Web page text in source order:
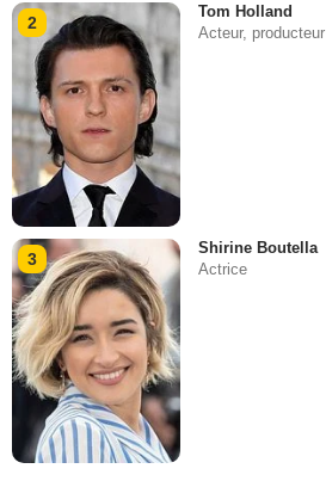
2
Tom Holland
Acteur, producteur
3
Shirine Boutella
Actrice